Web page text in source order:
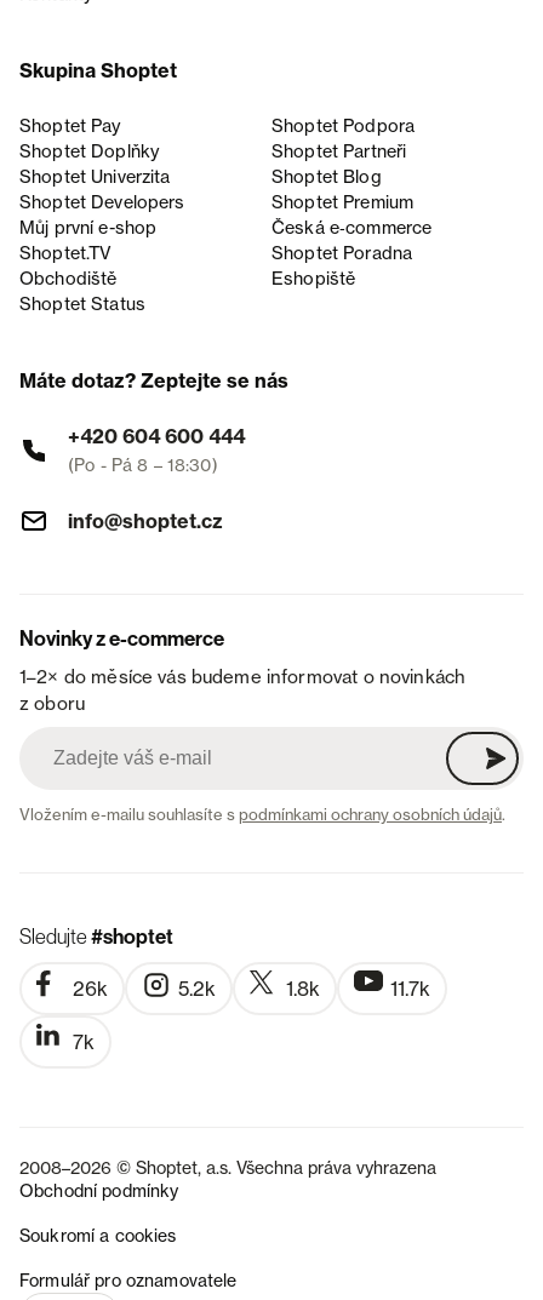
Skupina Shoptet
Shoptet Pay
Shoptet Podpora
Shoptet Doplňky
Shoptet Partneři
Shoptet Univerzita
Shoptet Blog
Shoptet Developers
Shoptet Premium
Můj první e-shop
Česká e‑commerce
Shoptet.TV
Shoptet Poradna
Obchodiště
Eshopiště
Shoptet Status
Máte dotaz? Zeptejte se nás
+420 604 600 444
(Po - Pá 8 – 18:30)
info@shoptet.cz
Novinky z e-commerce
1–2× do měsíce vás budeme informovat o novinkách
z oboru
Vložením e-mailu souhlasíte spodmínkami ochrany osobních údajů.
Sledujte#shoptet
26k 5.2k 1.8k 11.7k
7k
2008–2026 © Shoptet, a.s. Všechna práva vyhrazena
Obchodní podmínky
Soukromí a cookies
Formulář pro oznamovatele